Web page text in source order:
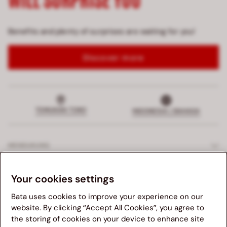
Kami menganjurkan anda untuk mengunjungi website Bata
Benefits and plenty of surprises are waiting for you!
Discover more
INDONESIA | BAHASA
PERUSAHAAN
HUKUM
Your cookies settings
Bata uses cookies to improve your experience on our
website. By clicking “Accept All Cookies”, you agree to
the storing of cookies on your device to enhance site